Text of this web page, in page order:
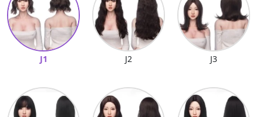
J1 J2 J3